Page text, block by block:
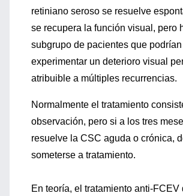
retiniano seroso se resuelve
se recupera la función visual, pero
subgrupo de pacientes que podrían
experimentar un deterioro visual
atribuible a múltiples recurrencias.
Normalmente el tratamiento
observación, pero si a los tres
resuelve la CSC aguda o crónica,
someterse a tratamiento.
En teoría, el tratamiento anti-FCEV